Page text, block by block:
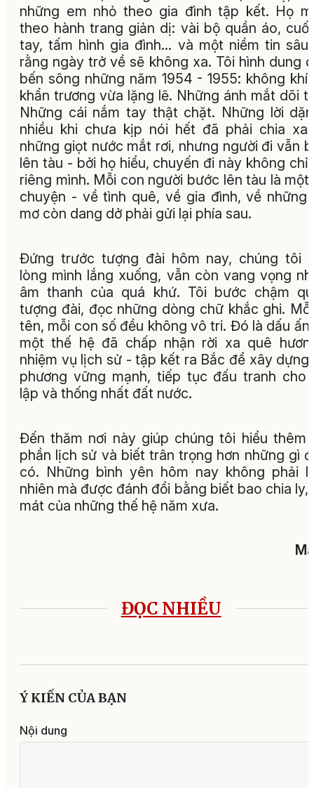
những em nhỏ theo gia đình tập kết. Họ
theo hành trang giản dị: vài bộ quần áo,
tay, tấm hình gia đình… và một niềm tin sâu
rằng ngày trở về sẽ không xa. Tôi hình dung
bến sông những năm 1954 - 1955: không khí
khẩn trương vừa lặng lẽ. Những ánh mắt dõi
Những cái nắm tay thật chặt. Những lời
nhiều khi chưa kịp nói hết đã phải chia
những giọt nước mắt rơi, nhưng người đi vẫn
lên tàu - bởi họ hiểu, chuyến đi này không chỉ
riêng mình. Mỗi con người bước lên tàu là một
chuyện - về tình quê, về gia đình, về những
mơ còn dang dở phải gửi lại phía sau.
Đứng trước tượng đài hôm nay, chúng tôi
lòng mình lắng xuống, vẫn còn vang vọng
âm thanh của quá khứ. Tôi bước chậm
tượng đài, đọc những dòng chữ khắc ghi.
tên, mỗi con số đều không vô tri. Đó là dấu ấn
một thế hệ đã chấp nhận rời xa quê
nhiệm vụ lịch sử - tập kết ra Bắc để xây dựng
phương vững mạnh, tiếp tục đấu tranh cho
lập và thống nhất đất nước.
Đến thăm nơi này giúp chúng tôi hiểu thêm
phần lịch sử và biết trân trọng hơn những gì
có. Những bình yên hôm nay không phải
nhiên mà được đánh đổi bằng biết bao chia ly,
mát của những thế hệ năm xưa.
ĐỌC NHIỀU
Ý KIẾN CỦA BẠN
Nội dung